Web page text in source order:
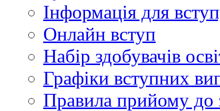
Інформація для
Онлайн вступ
Набір здобувачів
Графіки вступних
Правила прийому до